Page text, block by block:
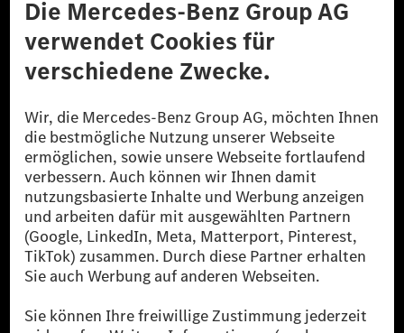
© 2026 Mercedes-Benz Group AG. Alle Rechte vorbehalten.
reduzierte CO₂-Emissionen bei der Mercedes-Benz Group durch
zertifizierte Ausgleichsprojekte kompensiert werden.
[2] Renewable Charging ist ein integraler Bestandteil von MB.CHARGE
Public in Europa, den USA, Kanada und China. Sofern an der jeweiligen
Ladestation noch kein Strom aus erneuerbaren Energien vorliegt,
verwendet Renewable Charging Grünstromzertifikate*. Diese stellen
sicher, dass für Ladevorgänge über MB.CHARGE Public eine äquivalente
Strommenge aus erneuerbaren Energien ins Stromnetz eingespeist wird.
Sie stammen ausschließlich aus Wind- und Solarkraftanlagen, die jünger
als sechs Jahre sind.
* Inkl. EKOenergy Ökolabel
* Die angegebenen Werte wurden nach dem vorgeschriebenen
Messverfahren WLTP (Worldwide harmonised Light vehicles Test